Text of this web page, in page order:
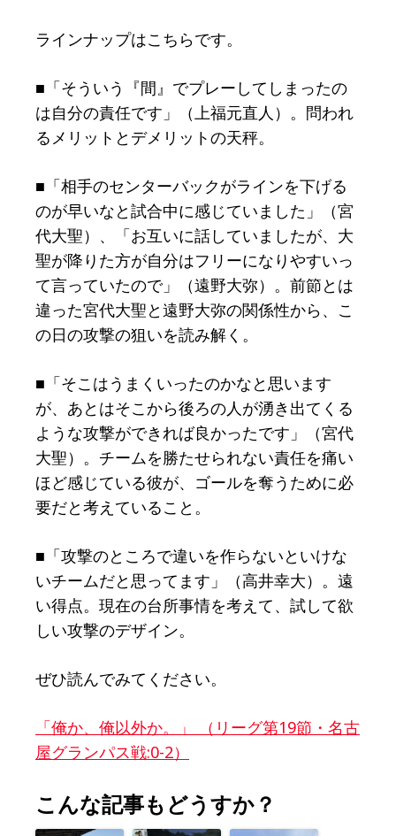
ラインナップはこちらです。
■「そういう『間』でプレーしてしまったの
は自分の責任です」（上福元直人）。問われ
るメリットとデメリットの天秤。
■「相手のセンターバックがラインを下げる
のが早いなと試合中に感じていました」（宮
代大聖）、「お互いに話していましたが、大
聖が降りた方が自分はフリーになりやすいっ
て言っていたので」（遠野大弥）。前節とは
違った宮代大聖と遠野大弥の関係性から、こ
の日の攻撃の狙いを読み解く。
■「そこはうまくいったのかなと思います
が、あとはそこから後ろの人が湧き出てくる
ような攻撃ができれば良かったです」（宮代
大聖）。チームを勝たせられない責任を痛い
ほど感じている彼が、ゴールを奪うために必
要だと考えていること。
■「攻撃のところで違いを作らないといけな
いチームだと思ってます」（高井幸大）。遠
い得点。現在の台所事情を考えて、試して欲
しい攻撃のデザイン。
ぜひ読んでみてください。
「俺か、俺以外か。」 （リーグ第19節・名古
屋グランパス戦:0-2）
こんな記事もどうすか？